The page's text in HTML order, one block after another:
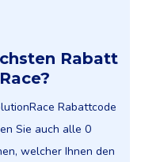
Rabatt
Rabattcode
Sie auch alle 0
welcher Ihnen den